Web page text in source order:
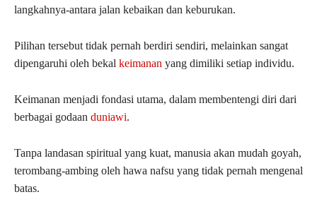
langkahnya-antara jalan kebaikan dan keburukan.
Pilihan tersebut tidak pernah berdiri sendiri, melainkan sangat
dipengaruhi oleh bekal keimanan yang dimiliki setiap individu.
Keimanan menjadi fondasi utama, dalam membentengi diri dari
berbagai godaan duniawi.
Tanpa landasan spiritual yang kuat, manusia akan mudah goyah,
terombang-ambing oleh hawa nafsu yang tidak pernah mengenal
batas.